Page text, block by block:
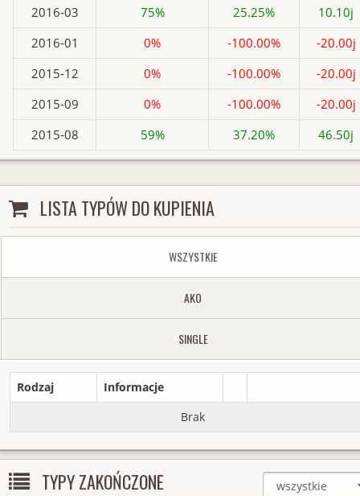
2016-03
75% 25.25%
10.10j
2016-01
0% -100.00%
-20.00j
2015-12
0% -100.00%
-20.00j
2015-09
0% -100.00%
-20.00j
2015-08
59% 37.20% 46.50j
LISTA TYPÓW DO KUPIENIA
WSZYSTKIE
AKO
SINGLE
Rodzaj
Informacje
Brak
TYPY ZAKOŃCZONE